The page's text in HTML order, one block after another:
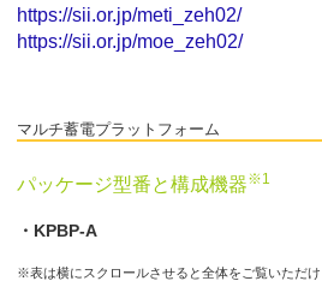
https://sii.or.jp/meti_zeh02/
https://sii.or.jp/moe_zeh02/
マルチ蓄電プラットフォーム
パッケージ型番と構成機器※1
・KPBP-A
※表は横にスクロールさせると全体をご覧いただけ